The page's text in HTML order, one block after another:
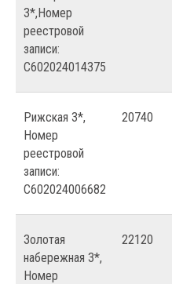
3*,Номер
реестровой
записи:
С602024014375
Рижская 3*,
Номер
реестровой
записи:
С602024006682
20740
Золотая
набережная 3*,
Номер
22120